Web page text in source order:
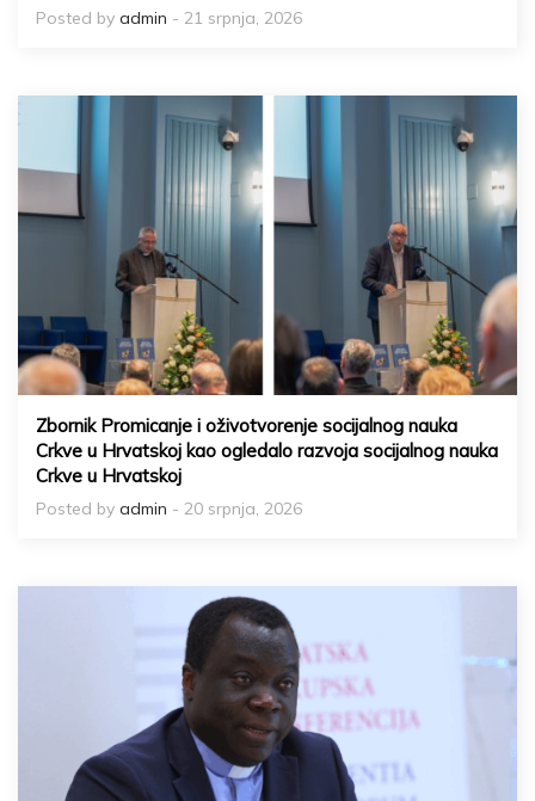
Posted by admin - 21 srpnja, 2026
Zbornik Promicanje i oživotvorenje socijalnog nauka
Crkve u Hrvatskoj kao ogledalo razvoja socijalnog nauka
Crkve u Hrvatskoj
Posted by admin - 20 srpnja, 2026